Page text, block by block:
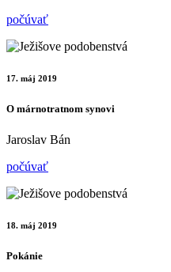
počúvať
17. máj 2019
O márnotratnom synovi
Jaroslav Bán
počúvať
18. máj 2019
Pokánie